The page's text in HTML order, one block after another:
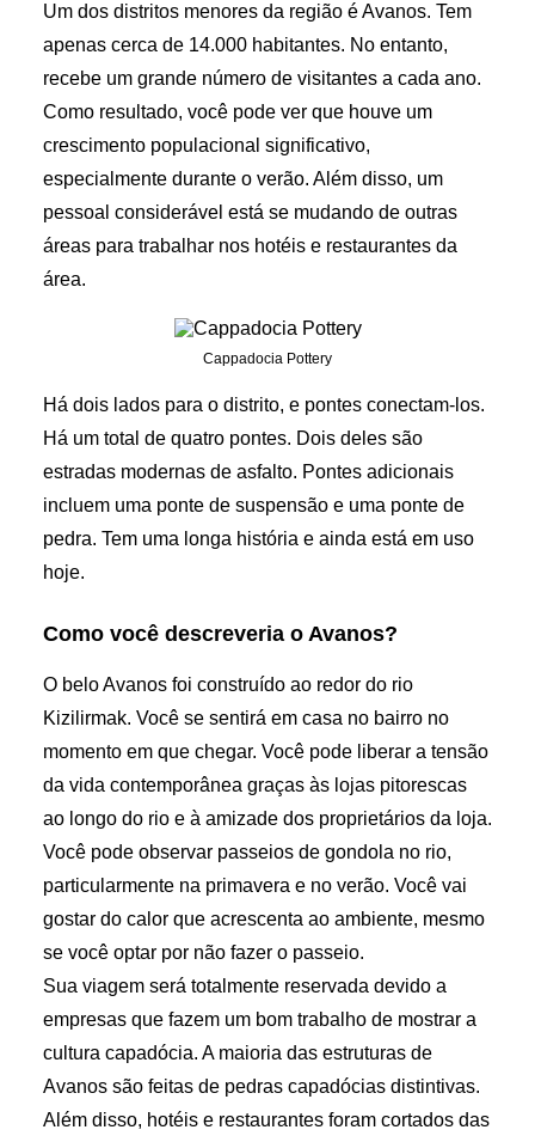
Um dos distritos menores da região é Avanos. Tem
apenas cerca de 14.000 habitantes. No entanto,
recebe um grande número de visitantes a cada ano.
Como resultado, você pode ver que houve um
crescimento populacional significativo,
especialmente durante o verão. Além disso, um
pessoal considerável está se mudando de outras
áreas para trabalhar nos hotéis e restaurantes da
área.
Cappadocia Pottery
Há dois lados para o distrito, e pontes conectam-los.
Há um total de quatro pontes. Dois deles são
estradas modernas de asfalto. Pontes adicionais
incluem uma ponte de suspensão e uma ponte de
pedra. Tem uma longa história e ainda está em uso
hoje.
Como você descreveria o Avanos?
O belo Avanos foi construído ao redor do rio
Kizilirmak. Você se sentirá em casa no bairro no
momento em que chegar. Você pode liberar a tensão
da vida contemporânea graças às lojas pitorescas
ao longo do rio e à amizade dos proprietários da loja.
Você pode observar passeios de gondola no rio,
particularmente na primavera e no verão. Você vai
gostar do calor que acrescenta ao ambiente, mesmo
se você optar por não fazer o passeio.
Sua viagem será totalmente reservada devido a
empresas que fazem um bom trabalho de mostrar a
cultura capadócia. A maioria das estruturas de
Avanos são feitas de pedras capadócias distintivas.
Além disso, hotéis e restaurantes foram cortados das